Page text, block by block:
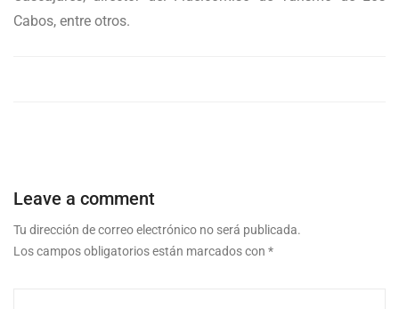
Cabos, entre otros.
Leave a comment
Tu dirección de correo electrónico no será publicada.
Los campos obligatorios están marcados con *